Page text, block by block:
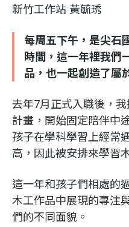
社
會
福
利
基
金
新竹工作站 黃毓琇
每周五下午，是尖石
時間，這一年裡我們
品，也一起創造了屬
去年7月正式入職後，
計畫，開始固定陪伴中
孩子在學科學習上經常
高，因此被安排來學習
這一年和孩子們相處的
木工作品中展現的專注
們的不同面貌。